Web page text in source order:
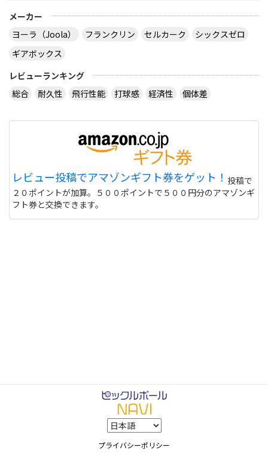
メーカー
ヨーラ（Joola）
フランクリン セルカーク
シックスゼロ
ギアボックス
レビューランキング
総合
耐久性 飛行性能 打球感 経済性 個体差
レビュー投稿でアマゾンギフト券をゲット！ 投稿で
２０ポイントが加算。５００ポイントで５００円分のアマゾンギ
フト券と交換できます。
プライバシーポリシー